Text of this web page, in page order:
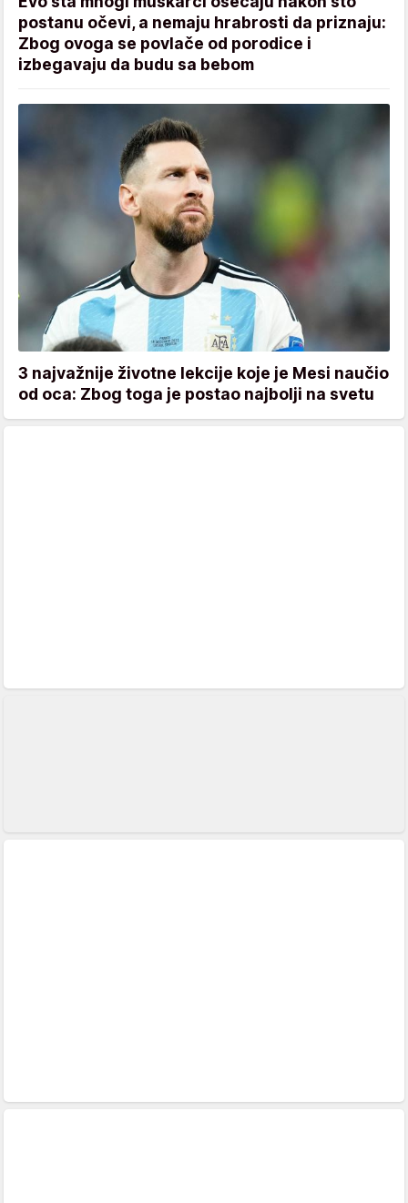
postanu očevi, a nemaju hrabrosti da priznaju:
Zbog ovoga se povlače od porodice i
izbegavaju da budu sa bebom
3 najvažnije životne lekcije koje je Mesi naučio
od oca: Zbog toga je postao najbolji na svetu